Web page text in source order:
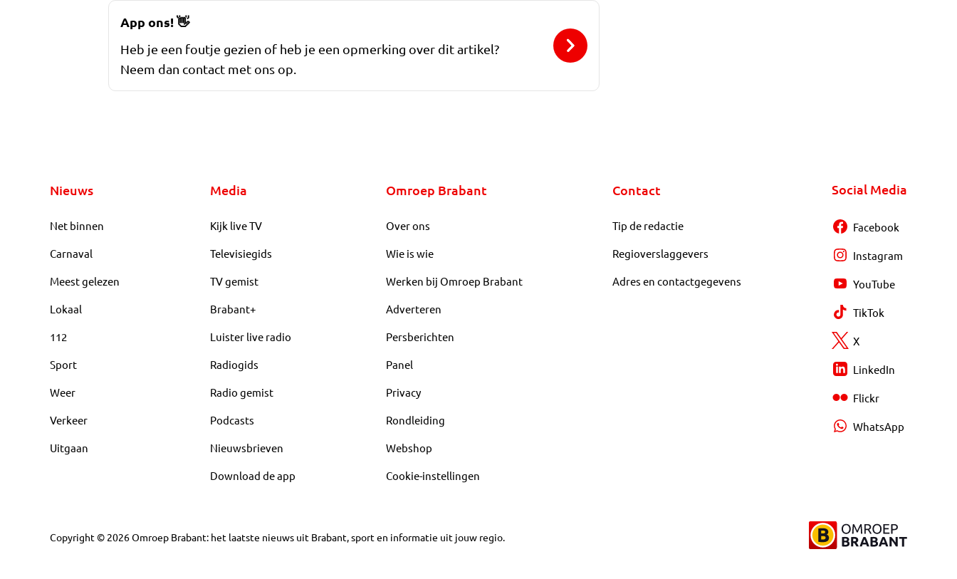
App ons!👋
Heb je een foutje gezien of heb je een opmerking over dit artikel?
Neem dan contact met ons op.
Nieuws
Net binnen
Carnaval
Meest gelezen
Lokaal
112
Sport
Weer
Verkeer
Uitgaan
Media
Kijk live TV
Televisiegids
TV gemist
Brabant+
Luister live radio
Radiogids
Radio gemist
Podcasts
Nieuwsbrieven
Download de app
Omroep Brabant
Over ons
Wie is wie
Werken bij Omroep Brabant
Adverteren
Persberichten
Panel
Privacy
Rondleiding
Webshop
Cookie-instellingen
Contact
Tip de redactie
Regioverslaggevers
Adres en contactgegevens
Social Media
Facebook
Instagram
YouTube
TikTok
X
LinkedIn
Flickr
WhatsApp
Copyright © 2026Omroep Brabant: het laatste nieuws uit Brabant, sport en informatie uit jouw regio.